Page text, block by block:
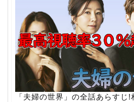
「夫婦の世界」の全話あらすじ